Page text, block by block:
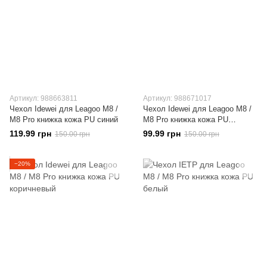
Артикул: 988663811
Чехол Idewei для Leagoo M8 /
M8 Pro книжка кожа PU синий
119.99 грн 150.00 грн
Артикул: 988671017
Чехол Idewei для Leagoo M8 /
M8 Pro книжка кожа PU
Красный
99.99 грн 150.00 грн
−20%